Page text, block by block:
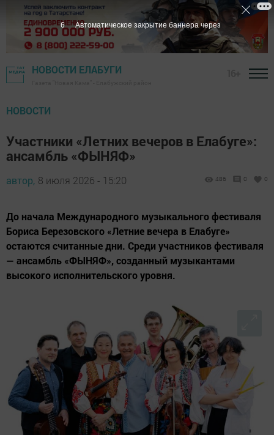
НОВОСТИ ЕЛАБУГИ
НОВОСТИ
Участники «Летних вечеров в Елабуге»:
ансамбль «ФЫНЯФ»
автор, 8 июля 2026 - 15:20 486 0 0
До начала Международного музыкального фестиваля
Бориса Березовского «Летние вечера в Елабуге»
остаются считанные дни. Среди участников фестиваля
— ансамбль «ФЫНЯФ», созданный музыкантами
высокого исполнительского уровня.
5 Автоматическое закрытие баннера через